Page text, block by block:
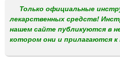
м
е
н
Только официальные
лекарственных средств!
нашем сайте публикуются в
котором они и прилагаются к